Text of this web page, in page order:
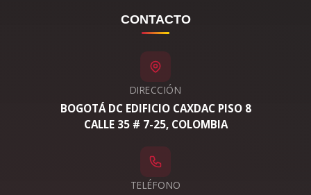
CONTACTO
DIRECCIÓN
BOGOTÁ DC EDIFICIO CAXDAC PISO 8
CALLE 35 # 7-25, COLOMBIA
TELÉFONO